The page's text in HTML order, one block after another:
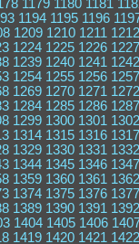
1179 1180 1181
1194 1195 1196
1209 1210 1211 1212
1224 1225 1226 1227
1239 1240 1241 1242
1254 1255 1256 1257
1269 1270 1271 1272
1284 1285 1286 1287
1299 1300 1301 1302
1314 1315 1316 1317
1329 1330 1331 1332
1344 1345 1346 1347
1359 1360 1361 1362
1374 1375 1376 1377
1389 1390 1391 1392
1404 1405 1406
1419 1420 1421 1422